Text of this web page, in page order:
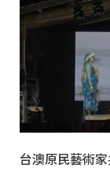
台澳原民藝術